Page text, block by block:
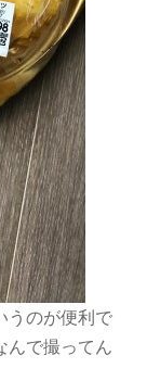
うのが便利で
んで撮ってん